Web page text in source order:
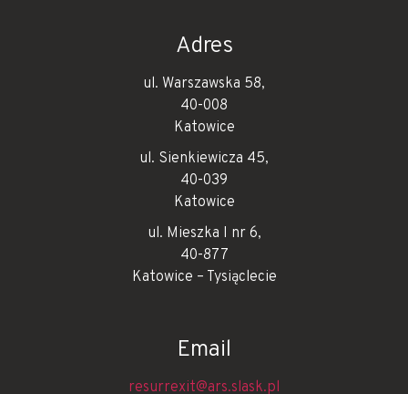
Adres
ul. Warszawska 58,
40-008
Katowice
ul. Sienkiewicza 45,
40-039
Katowice
ul. Mieszka I nr 6,
40-877
Katowice – Tysiąclecie
Email
resurrexit@ars.slask.pl